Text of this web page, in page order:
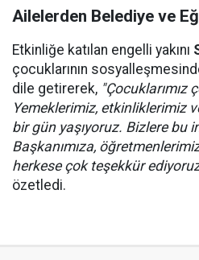
Ailelerden Belediye ve
Etkinliğe katılan engelli yakını
çocuklarının
dile getirerek, "Çocuklarımız
Yemeklerimiz, etkinliklerimiz
bir gün yaşıyoruz. Bizlere bu
Başkanımıza,
herkese çok teşekkür
özetledi.